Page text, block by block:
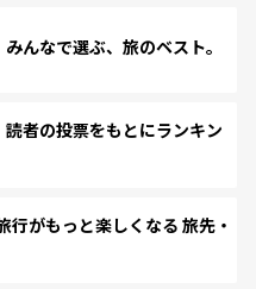
んなで選ぶ、旅のベスト。
者の投票をもとにランキン
がもっと楽しくなる 旅先・